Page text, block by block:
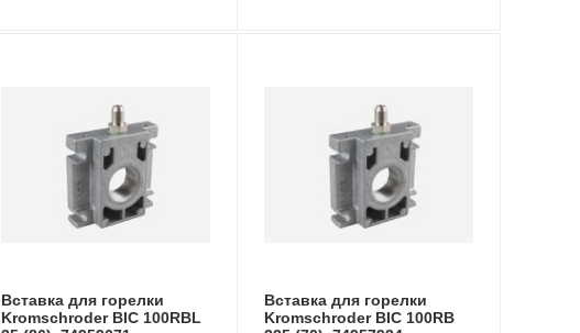
Вставка для горелки
Kromschroder BIC 100RBL
Вставка для горелки
Kromschroder BIC 100RB